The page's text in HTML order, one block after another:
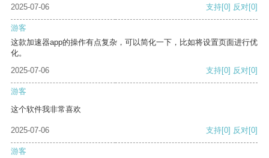
2025-07-06
支持[0] 反对[0]
游客
这款加速器app的操作有点复杂，可以简化一下，比如将设置页面进行优
化。
2025-07-06
支持[0] 反对[0]
游客
这个软件我非常喜欢
2025-07-06 支持[0] 反对[0]
游客